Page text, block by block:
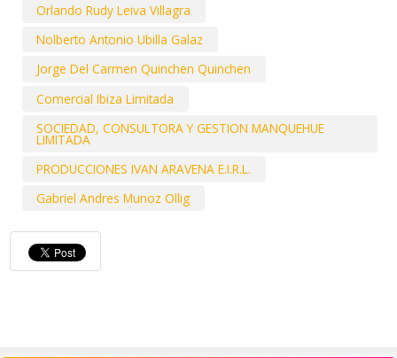
Orlando Rudy Leiva Villagra
Nolberto Antonio Ubilla Galaz
Jorge Del Carmen Quinchen Quinchen
Comercial Ibiza Limitada
SOCIEDAD, CONSULTORA Y GESTION MANQUEHUE
LIMITADA
PRODUCCIONES IVAN ARAVENA E.I.R.L.
Gabriel Andres Munoz Ollig